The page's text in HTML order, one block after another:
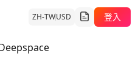
ZH-TWUSD 登入